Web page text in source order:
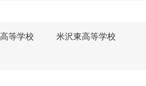
等学校
米沢東高等学校